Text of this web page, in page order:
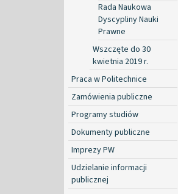
Rada Naukowa
Dyscypliny Nauki
Prawne
Wszczęte do 30
kwietnia 2019 r.
Praca w Politechnice
Zamówienia publiczne
Programy studiów
Dokumenty publiczne
Imprezy PW
Udzielanie informacji
publicznej